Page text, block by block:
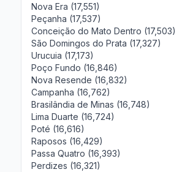
Nova Era (17,551)
Peçanha (17,537)
Conceição do Mato Dentro (17,503)
São Domingos do Prata (17,327)
Urucuia (17,173)
Poço Fundo (16,846)
Nova Resende (16,832)
Campanha (16,762)
Brasilândia de Minas (16,748)
Lima Duarte (16,724)
Poté (16,616)
Raposos (16,429)
Passa Quatro (16,393)
Perdizes (16,321)